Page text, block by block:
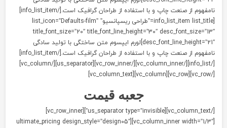
نامفهوم از صنعت چاپ و با استفاده از طراحان گرافیک است.[/info_list_item]
[info_list_item list_title=”طراحی ریسپانسیو” list_icon=”Defaults-film”
title_font_size=”20″ title_font_line_height=”30″
desc_font_line_height=”21″]لورم ایپسوم متن ساختگی با تولید سادگی
نامفهوم از صنعت چاپ و با استفاده از طراحان گرافیک است.[/info_list_item]
[/info_list][/vc_column_inner][/vc_row_inner][us_separator][/vc_column]
جعبه قیمت
[/vc_column_text][us_separator type=”invisible”][vc_row_inner]
[vc_column_inner width=”1/3″][ultimate_pricing design_style=”design05″